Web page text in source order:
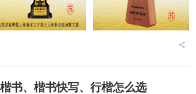
书、楷书快写、行楷怎么选